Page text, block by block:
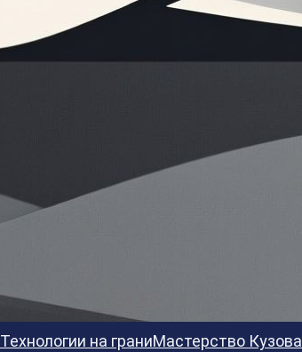
Технологии на граниМастерство Кузова